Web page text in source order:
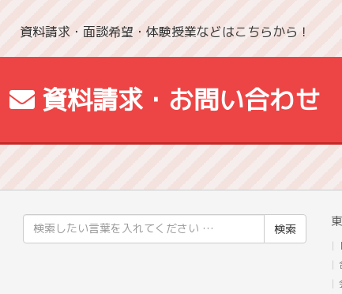
資料請求・面談希望・体験授業などはこちらから！
資料請求・お問い合わせ
索